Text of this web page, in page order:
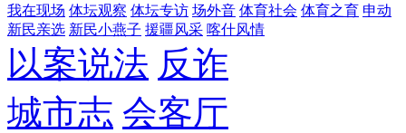
我在现场 体坛观察 体坛专访 场外音 体育社会 体育之育 申动
新民亲选 新民小燕子 援疆风采 喀什风情
以案说法 反诈
城市志 会客厅